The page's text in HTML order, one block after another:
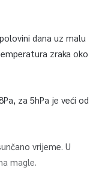
dana uz malu
zraka oko
za 5hPa je veći od
vrijeme. U
magle.